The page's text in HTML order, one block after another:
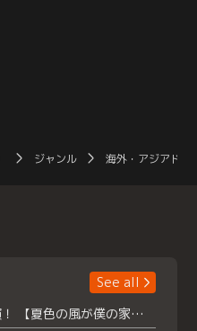
ジャンル 海外・アジアドラ
See all
浮所飛貴主演！ 【夏色の風が僕の家にやってきた】 本日よりテラサで独占配信スタート！